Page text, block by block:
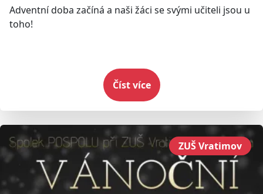
Adventní doba začíná a naši žáci se svými učiteli jsou u
toho!
Číst více
ZUŠ Vratimov